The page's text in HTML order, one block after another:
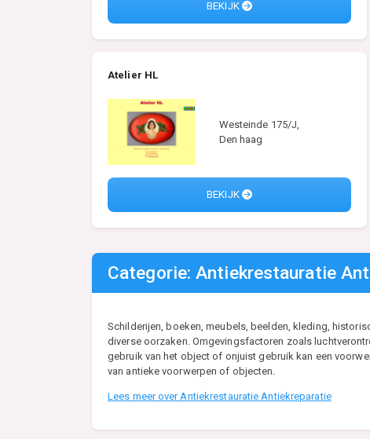
BEKIJK
Atelier HL
Westeinde 175/J,
Den haag
BEKIJK
Categorie: Antiekrestauratie
Schilderijen, boeken, meubels, beelden, kleding,
diverse oorzaken. Omgevingsfactoren zoals
gebruik van het object of onjuist gebruik kan een
van antieke voorwerpen of objecten.
Lees meer over Antiekrestauratie Antiekreparatie